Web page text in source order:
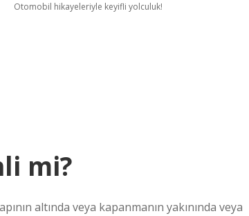
Otomobil hikayeleriyle keyifli yolculuk!
mi?
altında veya kapanmanın yakınında veya